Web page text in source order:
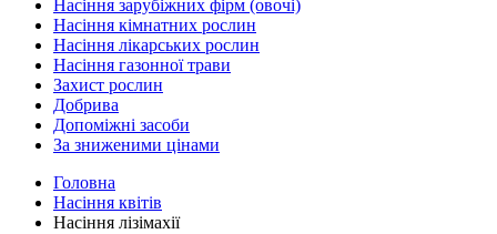
Насіння зарубіжних фірм (овочі)
Насіння кімнатних рослин
Насіння лікарських рослин
Насіння газонної трави
Захист рослин
Добрива
Допоміжні засоби
За зниженими цінами
Головна
Насіння квітів
Насіння лізімахії